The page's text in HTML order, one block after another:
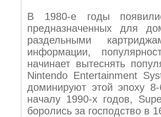
В 1980-е годы
предназначенных для
раздельными
информации,
начинает вытеснять
Nintendo Entertainment
доминируют этой эпоху
началу 1990-х годов,
боролись за господство в